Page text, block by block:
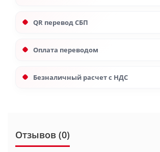
QR перевод СБП
Оплата переводом
Безналичный расчет с НДС
Отзывов (0)